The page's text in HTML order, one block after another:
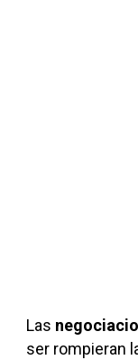
Las
ser rompieran